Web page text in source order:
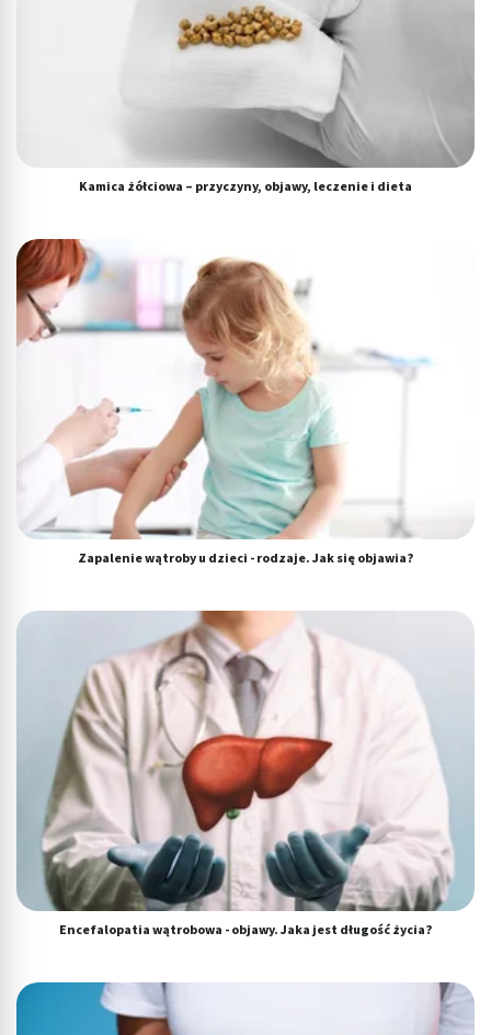
Kamica żółciowa – przyczyny, objawy, leczenie i dieta
Zapalenie wątroby u dzieci - rodzaje. Jak się objawia?
Encefalopatia wątrobowa - objawy. Jaka jest długość życia?